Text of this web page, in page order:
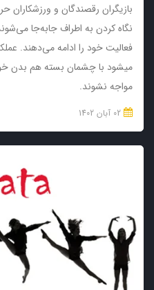
بازیگران رقصندگان و ورزشکاران
نگاه کردن به اطراف جابه‌جا
فعالیت خود را ادامه می‌دهند.
میشود با چشمان بسته هم بدن
مواجه نشوند.